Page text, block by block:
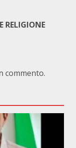
RELIGIONE
commento.